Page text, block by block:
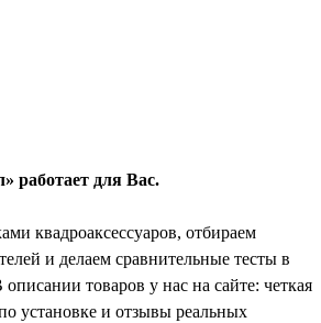
работает для Вас.
квадроаксессуаров, отбираем
и делаем сравнительные тесты в
товаров у нас на сайте: четкая
установке и отзывы реальных